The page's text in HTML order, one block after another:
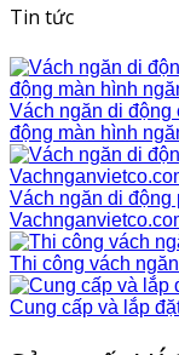
Tin tức
Vách ngăn di
động màn hình
Vách ngăn di động
Thi công vách
Cung cấp và lắp